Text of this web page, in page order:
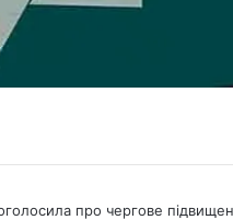
про чергове